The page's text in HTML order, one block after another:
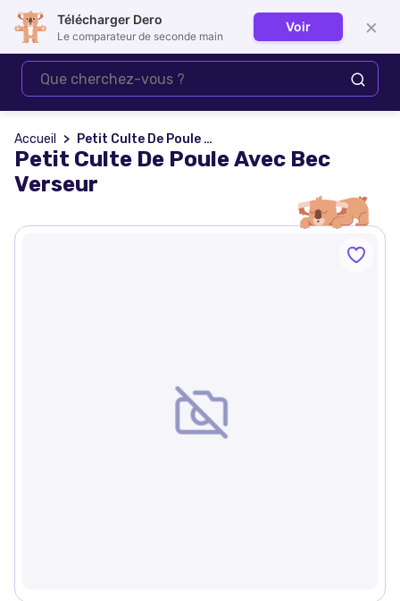
Se connecter
Accueil Petit Culte De Poule Avec Bec Verseur
Petit Culte De Poule Avec Bec
Verseur
Télécharger Dero
Le comparateur de seconde main
Voir ×